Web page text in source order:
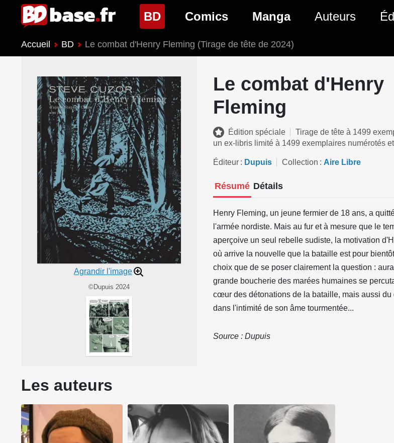
BD(page courante)
Nouveautés BD
Genres BD
Comics
Nouveautés Comics
Genres Comics
Manga
Nouveautés Manga
Genres Manga
Auteurs
Accueil BD Le combat d'Henry Fleming (Tirage de tête de 2024)
Agrandir l'image
©Dupuis 2024
Le combat d'Henry
Fleming
Édition spéciale
Tirage de tête à 1499
un ex-libris limité à 1499 exemplaires numérotés
Éditeur Dupuis Collection Aire Libre
Résumé Détails
Henry Fleming, un jeune fermier de 18 ans, a
l'armée nordiste. Mais au fur et à mesure que le
aperçoive un seul rebelle sudiste, la motivation
où arrive la nouvelle que la bataille est pour
choix que de se poser clairement la question :
grande boucherie des marées humaines se
cœur des détonations de la bataille, mais aussi
dans l'intimité de son âme tourmentée...
Source : Dupuis
Les auteurs